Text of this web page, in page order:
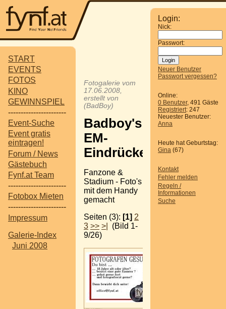
START
EVENTS
FOTOS
KINO
GEWINNSPIEL
-----------------------
Event-Suche
Event gratis
eintragen!
Forum / News
Gästebuch
Fynf.at Team
-----------------------
Fotobox Mieten
-----------------------
Impressum
Galerie-Index
Juni 2008
Login:
Nick:
Passwort:
Neuer Benutzer
Passwort vergessen?
Online:
0 Benutzer, 491 Gäste
Registriert: 247
Neuester Benutzer:
Anna
Heute hat Geburtstag:
Gina (67)
Kontakt
Fehler melden
Regeln /
Informationen
Suche
Fotogalerie vom
17.06.2008,
erstellt von
(BadBoy)
Badboy's
EM-
Eindrücke
Fanzone &
Stadium - Foto's
mit dem Handy
gemacht
Seiten (3): [1] 2
3 >> >|
(Bild 1-
9/26)